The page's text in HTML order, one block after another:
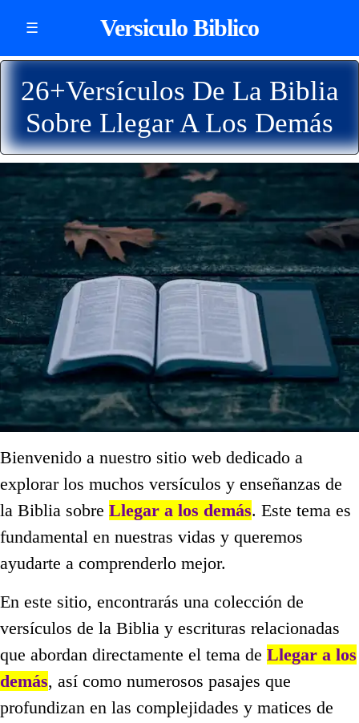
☰ Versiculo Biblico
26+Versículos De La Biblia
Sobre Llegar A Los Demás
Bienvenido a nuestro sitio web dedicado a
explorar los muchos versículos y enseñanzas de
la Biblia sobre Llegar a los demás. Este tema es
fundamental en nuestras vidas y queremos
ayudarte a comprenderlo mejor.
En este sitio, encontrarás una colección de
versículos de la Biblia y escrituras relacionadas
que abordan directamente el tema de Llegar a los
demás, así como numerosos pasajes que
profundizan en las complejidades y matices de